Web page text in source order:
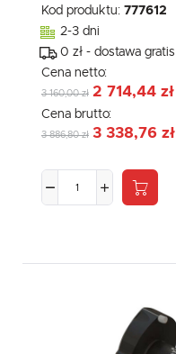
Kod produktu: 777612
2-3 dni
0 zł - dostawa gratis
Cena netto:
3 160,00 zł 2 714,44 zł
Cena brutto:
3 886,80 zł 3 338,76 zł